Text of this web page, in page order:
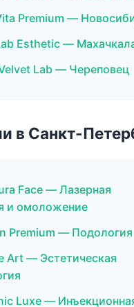
Premium —
Esthetic —
Lab — Череповец
в Санкт-
Face — Лазерная
и омоложение
Premium — Подология
Art — Эстетическая
Luxe —